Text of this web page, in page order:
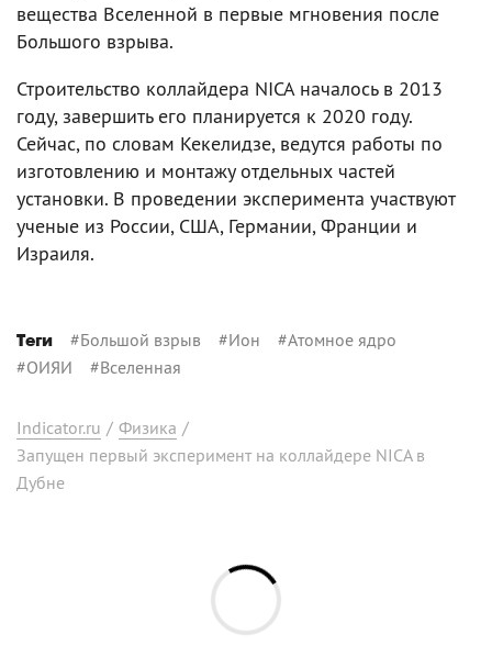
вещества Вселенной в первые мгновения после
Большого взрыва.
Строительство коллайдера NICA началось в 2013
году, завершить его планируется к 2020 году.
Сейчас, по словам Кекелидзе, ведутся работы по
изготовлению и монтажу отдельных частей
установки. В проведении эксперимента участвуют
ученые из России, США, Германии, Франции и
Израиля.
Теги #Большой взрыв #Ион #Атомное ядро
#ОИЯИ #Вселенная
Indicator.ru / Физика /
Запущен первый эксперимент на коллайдере NICA в
Дубне